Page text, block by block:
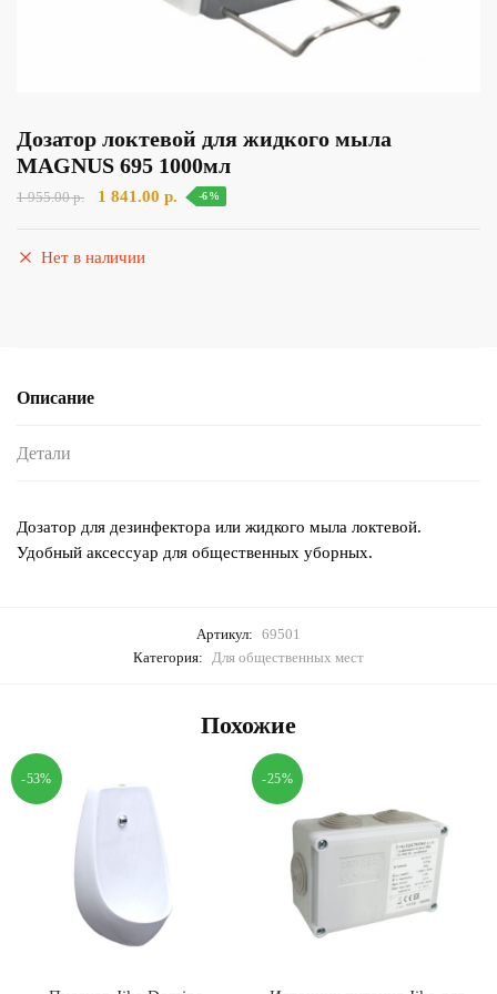
Дозатор локтевой для жидкого мыла
MAGNUS 695 1000мл
1 955.00р.
Первоначальная
1 841.00 р. Текущая
-6%
Нет в наличии
Описание
Детали
Дозатор для дезинфектора или жидкого мыла локтевой.
Удобный аксессуар для общественных уборных.
Артикул: 69501
Категория:
Для общественных мест
Похожие
-53% -25%